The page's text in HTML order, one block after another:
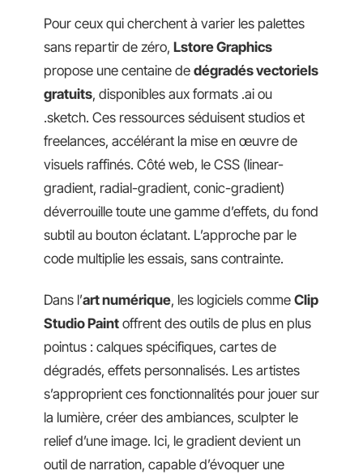
Pour ceux qui cherchent à varier les palettes
sans repartir de zéro, Lstore Graphics
propose une centaine de dégradés vectoriels
gratuits, disponibles aux formats .ai ou
.sketch. Ces ressources séduisent studios et
freelances, accélérant la mise en œuvre de
visuels raffinés. Côté web, le CSS (linear-
gradient, radial-gradient, conic-gradient)
déverrouille toute une gamme d’effets, du fond
subtil au bouton éclatant. L’approche par le
code multiplie les essais, sans contrainte.
Dans l’art numérique, les logiciels comme Clip
Studio Paint offrent des outils de plus en plus
pointus : calques spécifiques, cartes de
dégradés, effets personnalisés. Les artistes
s’approprient ces fonctionnalités pour jouer sur
la lumière, créer des ambiances, sculpter le
relief d’une image. Ici, le gradient devient un
outil de narration, capable d’évoquer une